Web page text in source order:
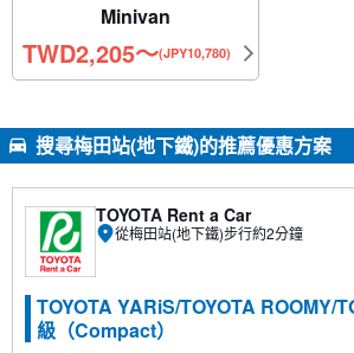
Minivan
TWD2,205〜(JPY10,780)
搜尋梅田站(地下鐵)的推薦優惠方案
TOYOTA Rent a Car
從梅田站(地下鐵)步行約2分鐘
TOYOTA YARiS/TOYOTA ROOMY/
級（Compact）